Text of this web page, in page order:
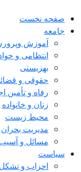
صفحه نخست
جامعه
آموزش
انتظامی و
بهزیستی
حقوقی و
رفاه و تأمین
زنان و خانواده
محیط زیست
مدیریت بحران
مسائل و
سیاست
احزاب و